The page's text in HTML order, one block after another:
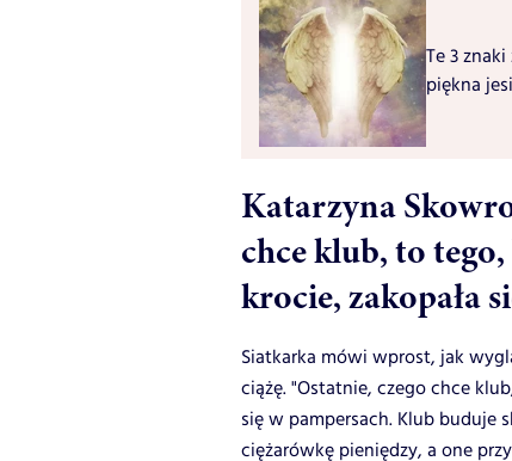
Te 3
piękna
Katarzyna
chce klub, to
krocie, zakopała
Siatkarka mówi wprost, jak
ciążę. "Ostatnie, czego chce
się w pampersach. Klub buduje
ciężarówkę pieniędzy, a one